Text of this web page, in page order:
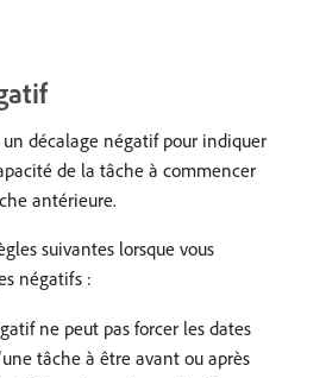
un décalage négatif pour indiquer
de la tâche à commencer
antérieure.
suivantes lorsque vous
négatifs :
ne peut pas forcer les dates
tâche à être avant ou après